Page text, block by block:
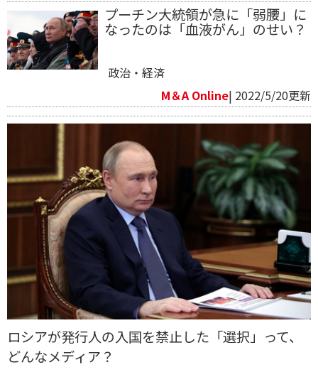
プーチン大統領が急に「弱腰」に
なったのは「血液がん」のせい？
政治・経済
M＆A Online| 2022/5/20更新
ロシアが発行人の入国を禁止した「選択」って、
どんなメディア？